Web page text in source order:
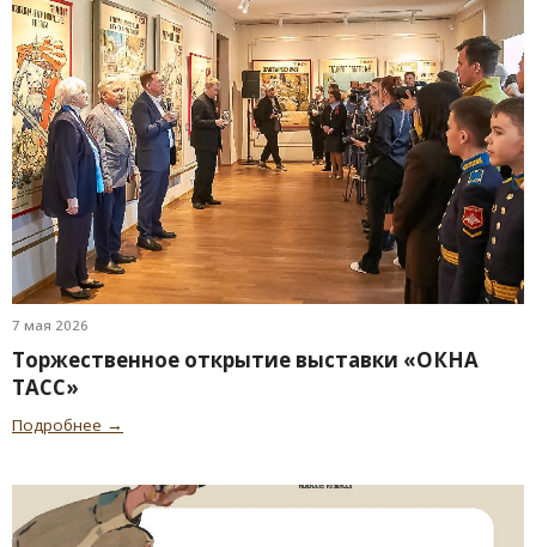
7 мая 2026
Торжественное открытие выставки «ОКНА
ТАСС»
Подробнее →